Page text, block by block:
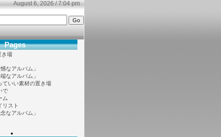
August 6, 2026 / 7:04 pm
Pages
き場
なアルバム」
なアルバム」
ていい素材の置き場
で
ム
リスト
なアルバム」